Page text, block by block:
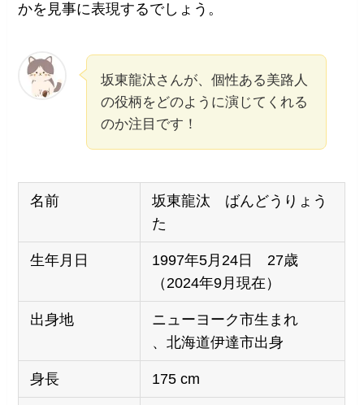
かを見事に表現するでしょう。
坂東龍汰さんが、個性ある美路人
の役柄をどのように演じてくれる
のか注目です！
名前
坂東龍汰 ばんどうりょう
た
生年月日
1997年5月24日 27歳
（2024年9月現在）
出身地
ニューヨーク市生まれ
、北海道伊達市出身
身長 175 cm